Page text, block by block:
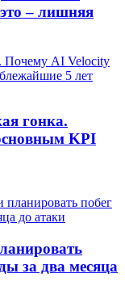
– лишняя
Почему AI Velocity
5 лет
гонка.
KPI
за два месяца